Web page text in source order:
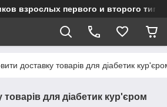
взрослых первого и второго типа
доставку товарів для діабетик
для діабетик кур'єром